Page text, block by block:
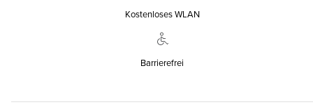
Kostenloses WLAN
Barrierefrei